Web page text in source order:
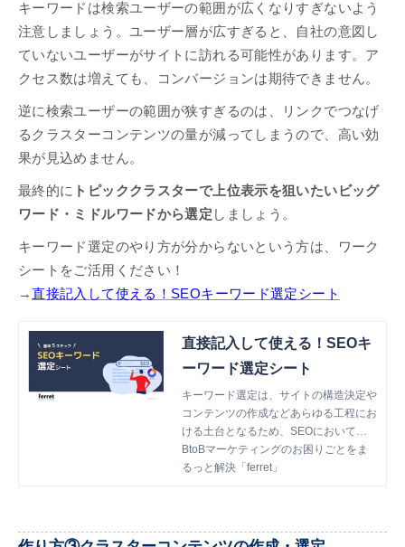
キーワードは検索ユーザーの範囲が広くなりすぎないよう
注意しましょう。ユーザー層が広すぎると、自社の意図し
ていないユーザーがサイトに訪れる可能性があります。ア
クセス数は増えても、コンバージョンは期待できません。
逆に検索ユーザーの範囲が狭すぎるのは、リンクでつなげ
るクラスターコンテンツの量が減ってしまうので、高い効
果が見込めません。
最終的に トピッククラスターで上位表示を狙いたいビッグ
ワード・ミドルワードから選定 しましょう。
キーワード選定のやり方が分からないという方は、ワーク
シートをご活用ください！
→直接記入して使える！SEOキーワード選定シート
直接記入して使える！SEOキ
ーワード選定シート
キーワード選定は、サイトの構造決定や
コンテンツの作成などあらゆる工程にお
ける土台となるため、SEOにおいて欠
かせないタスクです。 本書では、初心
者の方向けに『具体的な手順』や『キー
せ。
BtoBマーケティングのお困りごとをま
るっと解決「ferret」